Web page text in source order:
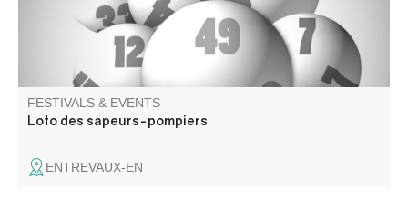
FESTIVALS & EVENTS
Loto des sapeurs-pompiers
ENTREVAUX-EN